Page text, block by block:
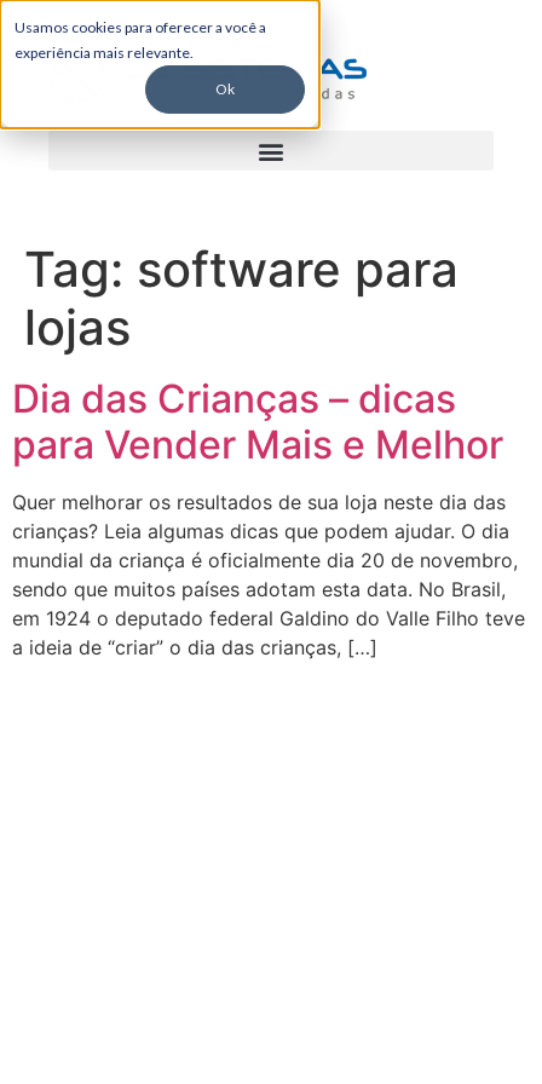
Usamos cookies para oferecer a você a
experiência mais relevante.
Ok
Tag: software para
lojas
Dia das Crianças – dicas
para Vender Mais e Melhor
Quer melhorar os resultados de sua loja neste dia das
crianças? Leia algumas dicas que podem ajudar. O dia
mundial da criança é oficialmente dia 20 de novembro,
sendo que muitos países adotam esta data. No Brasil,
em 1924 o deputado federal Galdino do Valle Filho teve
a ideia de “criar” o dia das crianças, […]